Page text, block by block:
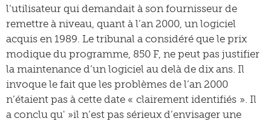
l’utilisateur qui demandait à son fournisseur de
remettre à niveau, quant à l’an 2000, un logiciel
acquis en 1989. Le tribunal a considéré que le prix
modique du programme, 850 F, ne peut pas justifier
la maintenance d’un logiciel au delà de dix ans. Il
invoque le fait que les problèmes de l’an 2000
n’étaient pas à cette date « clairement identifiés ». Il
a conclu qu' »il n’est pas sérieux d’envisager une